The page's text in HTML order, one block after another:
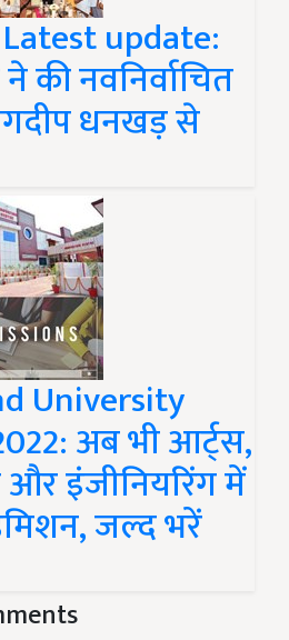
update:
की नवनिर्वाचित
धनखड़ से
University
अब भी आर्ट्स,
इंजीनियरिंग में
जल्द भरें